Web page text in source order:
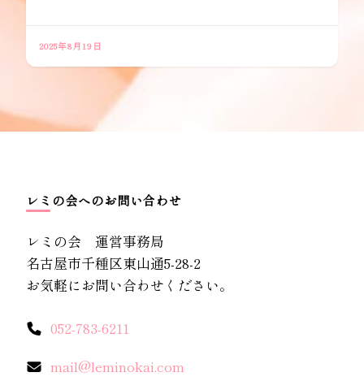
2025年8月19日
レミの会へのお問い合わせ
レミの会 運営事務局
名古屋市千種区東山通5-28-2
お気軽にお問い合わせください。
052-783-6211
mail@leminokai.com